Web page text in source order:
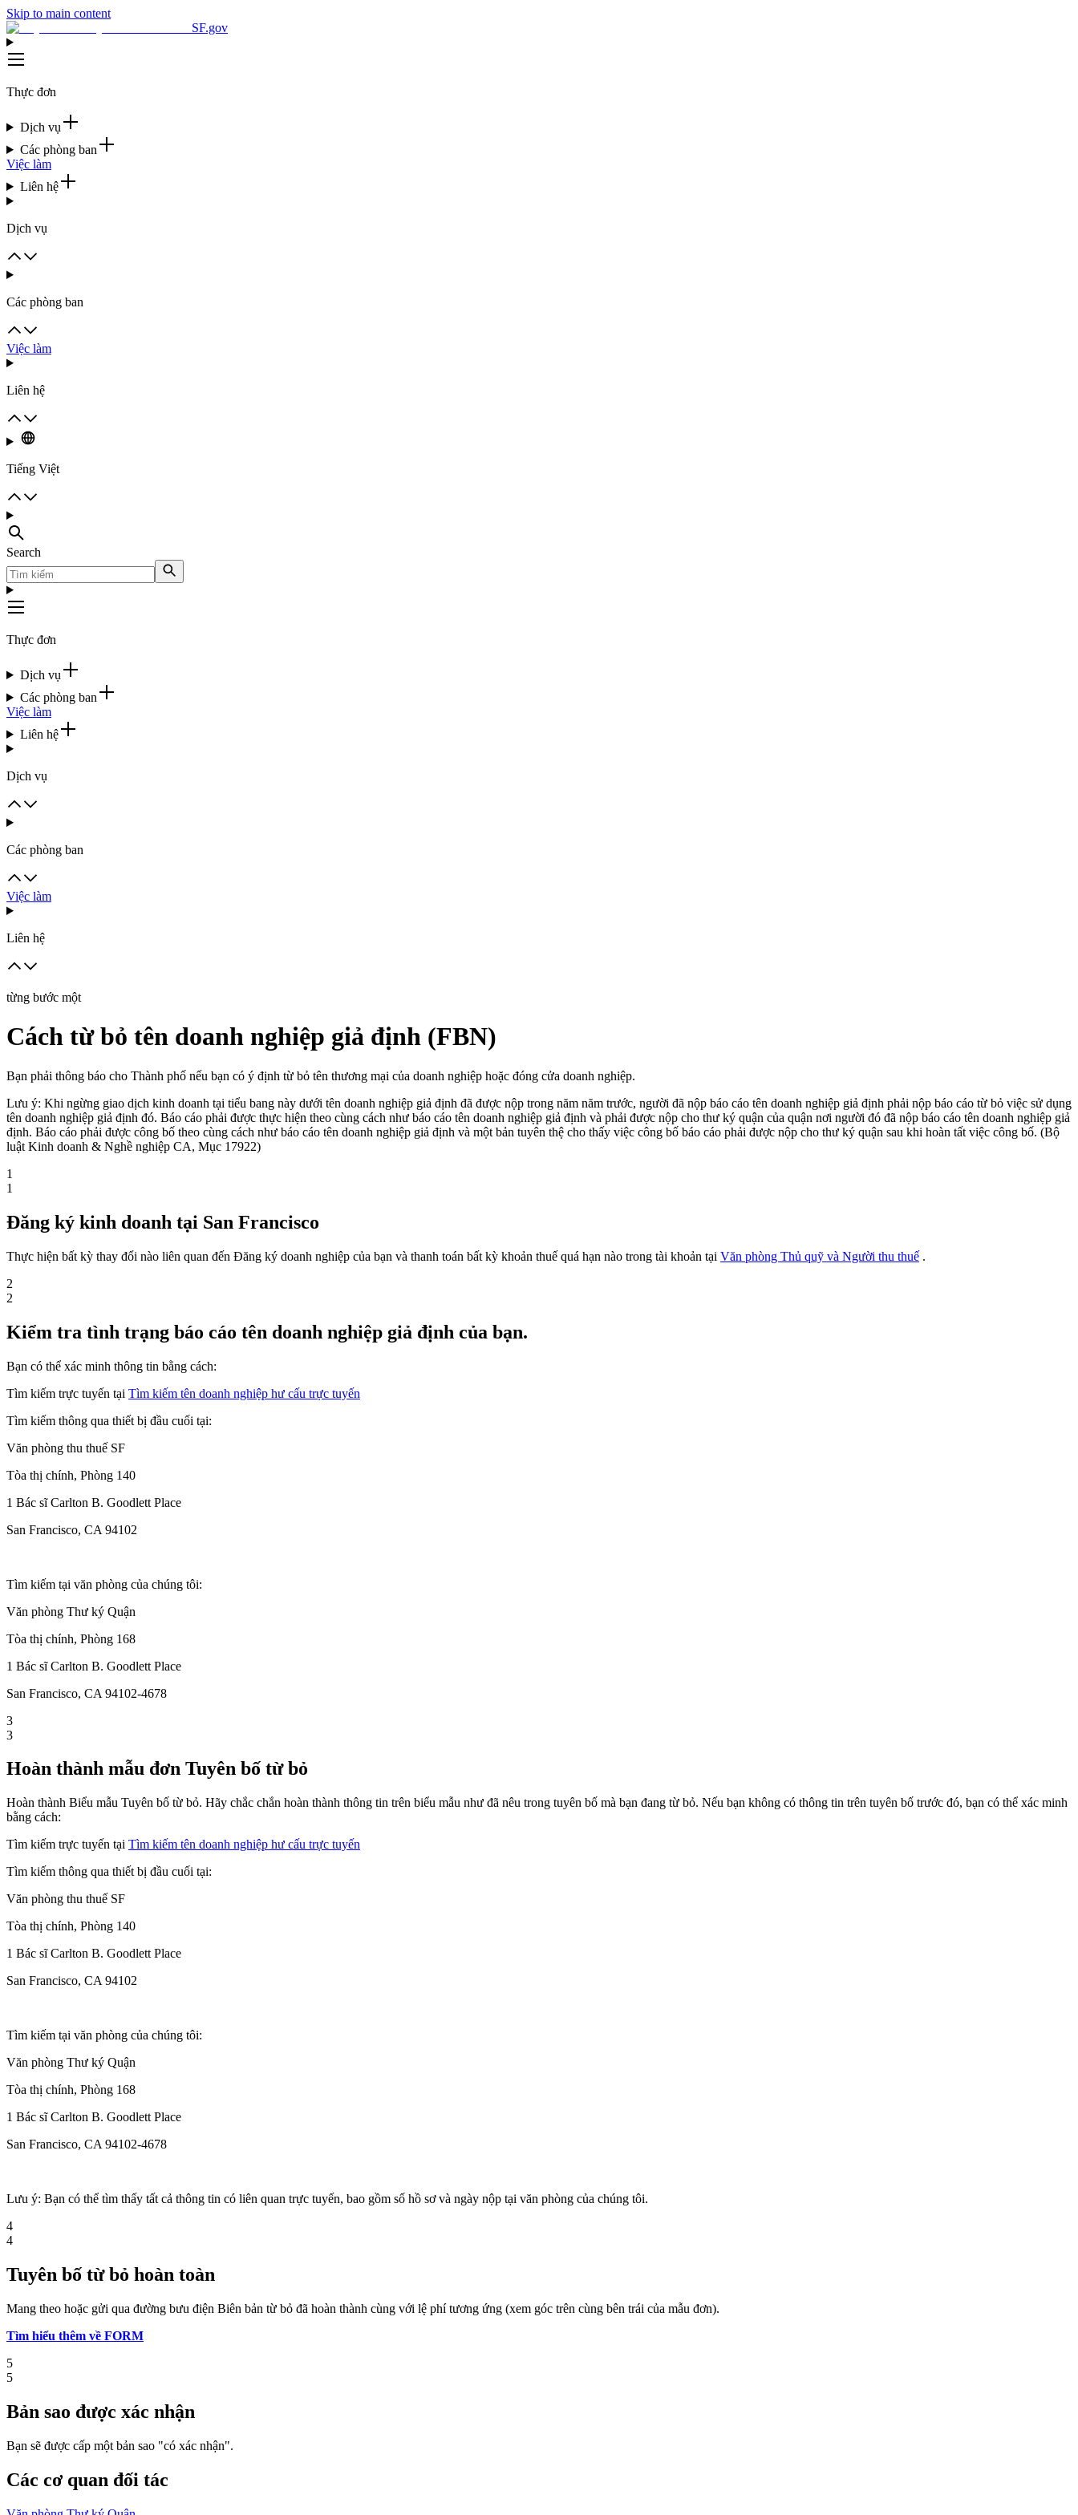
Skip to main content
SF.gov
Thực đơn
Dịch vụ
Các phòng ban
Việc làm
Liên hệ
Dịch vụ
Các phòng ban
Việc làm
Liên hệ
Tiếng Việt
Search
Thực đơn
Dịch vụ
Các phòng ban
Việc làm
Liên hệ
Dịch vụ
Các phòng ban
Việc làm
Liên hệ
từng bước một
Cách từ bỏ tên doanh nghiệp giả định (FBN)
Bạn phải thông báo cho Thành phố nếu bạn có ý định từ bỏ tên thương mại của doanh nghiệp hoặc đóng cửa doanh nghiệp.
Lưu ý: Khi ngừng giao dịch kinh doanh tại tiểu bang này dưới tên doanh nghiệp giả định đã được nộp trong năm năm trước, người đã nộp báo cáo tên doanh nghiệp giả định phải nộp báo cáo từ bỏ việc sử dụng
tên doanh nghiệp giả định đó. Báo cáo phải được thực hiện theo cùng cách như báo cáo tên doanh nghiệp giả định và phải được nộp cho thư ký quận của quận nơi người đó đã nộp báo cáo tên doanh nghiệp giả
định. Báo cáo phải được công bố theo cùng cách như báo cáo tên doanh nghiệp giả định và một bản tuyên thệ cho thấy việc công bố báo cáo phải được nộp cho thư ký quận sau khi hoàn tất việc công bố. (Bộ
luật Kinh doanh & Nghề nghiệp CA, Mục 17922)
1
1
Đăng ký kinh doanh tại San Francisco
Thực hiện bất kỳ thay đổi nào liên quan đến Đăng ký doanh nghiệp của bạn và thanh toán bất kỳ khoản thuế quá hạn nào trong tài khoản tại Văn phòng Thủ quỹ và Người thu thuế .
2
2
Kiểm tra tình trạng báo cáo tên doanh nghiệp giả định của bạn.
Bạn có thể xác minh thông tin bằng cách:
Tìm kiếm trực tuyến tại Tìm kiếm tên doanh nghiệp hư cấu trực tuyến
Tìm kiếm thông qua thiết bị đầu cuối tại:
Văn phòng thu thuế SF
Tòa thị chính, Phòng 140
1 Bác sĩ Carlton B. Goodlett Place
San Francisco, CA 94102
Tìm kiếm tại văn phòng của chúng tôi:
Văn phòng Thư ký Quận
Tòa thị chính, Phòng 168
1 Bác sĩ Carlton B. Goodlett Place
San Francisco, CA 94102-4678
3
3
Hoàn thành mẫu đơn Tuyên bố từ bỏ
Hoàn thành Biểu mẫu Tuyên bố từ bỏ. Hãy chắc chắn hoàn thành thông tin trên biểu mẫu như đã nêu trong tuyên bố mà bạn đang từ bỏ. Nếu bạn không có thông tin trên tuyên bố trước đó, bạn có thể xác minh
bằng cách:
Tìm kiếm trực tuyến tại Tìm kiếm tên doanh nghiệp hư cấu trực tuyến
Tìm kiếm thông qua thiết bị đầu cuối tại:
Văn phòng thu thuế SF
Tòa thị chính, Phòng 140
1 Bác sĩ Carlton B. Goodlett Place
San Francisco, CA 94102
Tìm kiếm tại văn phòng của chúng tôi:
Văn phòng Thư ký Quận
Tòa thị chính, Phòng 168
1 Bác sĩ Carlton B. Goodlett Place
San Francisco, CA 94102-4678
Lưu ý: Bạn có thể tìm thấy tất cả thông tin có liên quan trực tuyến, bao gồm số hồ sơ và ngày nộp tại văn phòng của chúng tôi.
4
4
Tuyên bố từ bỏ hoàn toàn
Mang theo hoặc gửi qua đường bưu điện Biên bản từ bỏ đã hoàn thành cùng với lệ phí tương ứng (xem góc trên cùng bên trái của mẫu đơn).
Tìm hiểu thêm về FORM
5
5
Bản sao được xác nhận
Bạn sẽ được cấp một bản sao "có xác nhận".
Các cơ quan đối tác